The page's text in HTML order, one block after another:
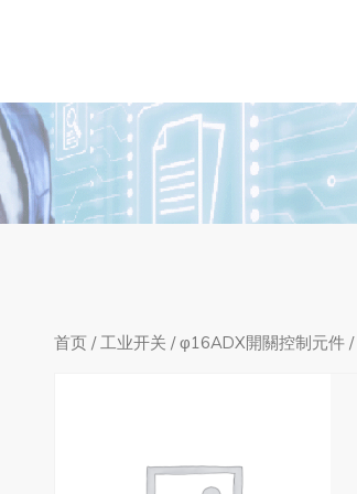
首页 /工业开关 /φ16ADX開關控制元件 /